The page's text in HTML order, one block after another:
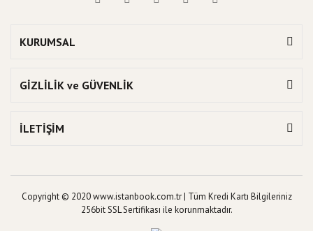
KURUMSAL
GİZLİLİK ve GÜVENLİK
İLETİŞİM
Copyright © 2020 www.istanbook.com.tr | Tüm Kredi Kartı Bilgileriniz
256bit SSL Sertifikası ile korunmaktadır.